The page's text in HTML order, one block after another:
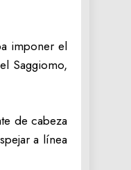
imponer el
Saggiomo,
de cabeza
a línea